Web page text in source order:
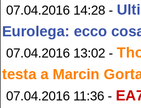
07.04.2016 14:28 -
Eurolega: ecco
07.04.2016 13:02 -
testa a Marcin
07.04.2016 11:36 -